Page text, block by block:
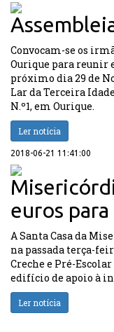
Convocam-se os
Ourique para reunir
próximo dia 29 de
Lar da Terceira
N.º1, em Ourique.
Ler notícia
2018-06-21 11:41:00
euros
A Santa Casa da
na passada terça-
Creche e Pré-
edifício de apoio à
Ler notícia